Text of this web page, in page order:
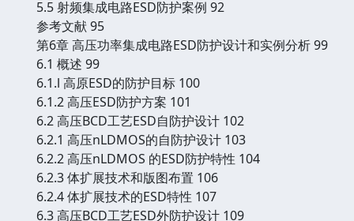
5.5 射频集成电路ESD防护案例 92
参考文献 95
第6章 高压功率集成电路ESD防护设计和实例分析 99
6.1 概述 99
6.1.l 高原ESD的防护目标 100
6.1.2 高压ESD防护方案 101
6.2 高压BCD工艺ESD自防护设计 102
6.2.1 高压nLDMOS的自防护设计 103
6.2.2 高压nLDMOS 的ESD防护特性 104
6.2.3 体扩展技术和版图布置 106
6.2.4 体扩展技术的ESD特性 107
6.3 高压BCD工艺ESD外防护设计 109